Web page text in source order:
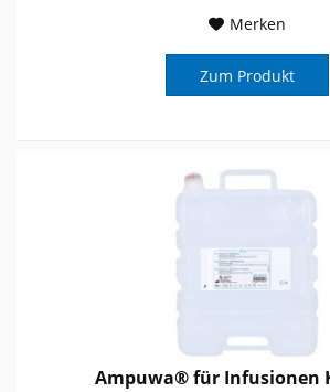
Merken
Zum Produkt
Ampuwa® für Infusionen